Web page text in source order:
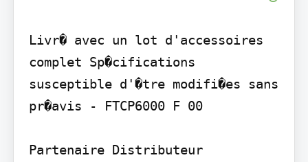
Livr� avec un lot d'accessoires
complet Sp�cifications
susceptible d'�tre modifi�es sans
pr�avis - FTCP6000 F 00
Partenaire Distributeur